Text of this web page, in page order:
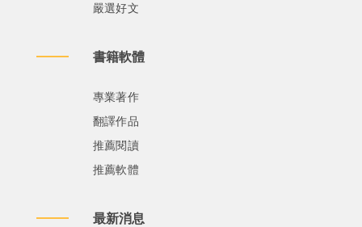
嚴選好文
書籍軟體
專業著作
翻譯作品
推薦閱讀
推薦軟體
最新消息